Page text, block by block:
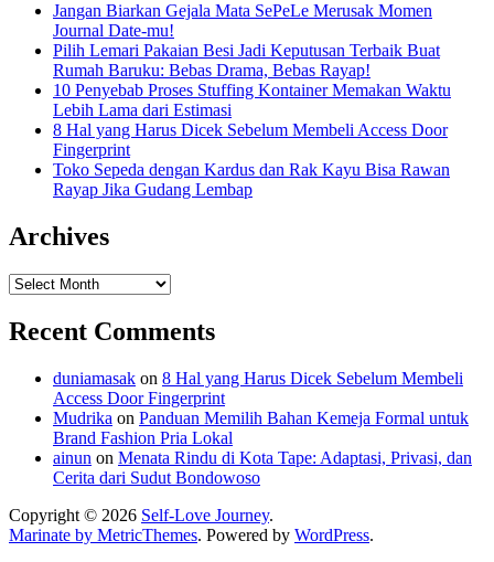
Jangan Biarkan Gejala Mata SePeLe Merusak Momen
Journal Date-mu!
Pilih Lemari Pakaian Besi Jadi Keputusan Terbaik Buat
Rumah Baruku: Bebas Drama, Bebas Rayap!
10 Penyebab Proses Stuffing Kontainer Memakan Waktu
Lebih Lama dari Estimasi
8 Hal yang Harus Dicek Sebelum Membeli Access Door
Fingerprint
Toko Sepeda dengan Kardus dan Rak Kayu Bisa Rawan
Rayap Jika Gudang Lembap
Archives
Archives
Recent Comments
duniamasak on 8 Hal yang Harus Dicek Sebelum Membeli
Access Door Fingerprint
Mudrika on Panduan Memilih Bahan Kemeja Formal untuk
Brand Fashion Pria Lokal
ainun on Menata Rindu di Kota Tape: Adaptasi, Privasi, dan
Cerita dari Sudut Bondowoso
Copyright © 2026 Self-Love Journey.
Marinate by MetricThemes. Powered by WordPress.